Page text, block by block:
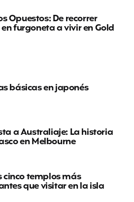
Opuestos: De recorrer
furgoneta a vivir en Gold
básicas en japonés
a Australiaje: La historia
en Melbourne
cinco templos más
que visitar en la isla